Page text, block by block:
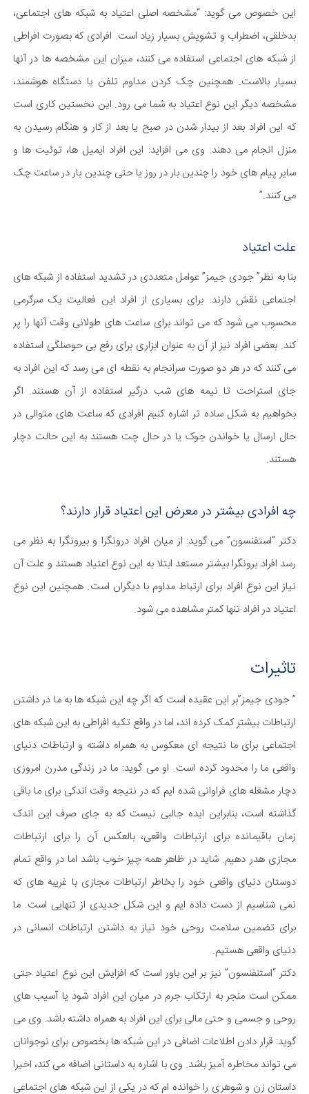
این خصوص می گوید: “مشخصه اصلی اعتیاد به شبکه های اجتماعی،
بدخلقی، اضطراب و تشویش بسیار زیاد است. افرادی که بصورت افراطی
از شبکه های اجتماعی استفاده می کنند، میزان این مشخصه ها در آنها
بسیار بالاست. همچنین چک کردن مداوم تلفن یا دستگاه هوشمند،
مشخصه دیگر این نوع اعتیاد به شما می رود. این نخستین کاری است
که این افراد بعد از بیدار شدن در صبح یا بعد از کار و هنگام رسیدن به
منزل انجام می دهند. وی می افزاید: این افراد ایمیل ها، توئیت ها و
سایر پیام های خود را چندین بار در روز یا حتی چندین بار در ساعت چک
می کنند.”
علت اعتیاد
بنا به نظر” جودی جیمز” عوامل متعددی در تشدید استفاده از شبکه های
اجتماعی نقش دارند. برای بسیاری از افراد این فعالیت یک سرگرمی
محسوب می شود که می تواند برای ساعت های طولانی وقت آنها را پر
کند. بعضی افراد نیز از آن به عنوان ابزاری برای رفع بی حوصلگی استفاده
می کنند که در هر دو صورت سرانجام به نقطه ای می رسد که این افراد به
جای استراحت تا نیمه های شب درگیر استفاده از آن هستند. اگر
بخواهیم به شکل ساده تر اشاره کنیم افرادی که ساعت های متوالی در
حال ارسال یا خواندن جوک یا در حال چت هستند به این حالت دچار
هستند.
چه افرادی بیشتر در معرض این اعتیاد قرار دارند؟
دکتر “استفنسون” می گوید: از میان افراد درونگرا و بیرونگرا به نظر می
رسد افراد برونگرا بیشتر مستعد ابتلا به این نوع اعتیاد هستند و علت آن
نیاز این نوع افراد برای ارتباط مداوم با دیگران است. همچنین این نوع
اعتیاد در افراد تنها کمتر مشاهده می شود.
تاثیرات
” جودی جیمز”‌بر این عقیده است که اگر چه این شبکه ها به ما در داشتن
ارتباطات بیشتر کمک کرده اند، اما در واقع تکیه افراطی به این شبکه های
اجتماعی برای ما نتیجه ای معکوس به همراه داشته و ارتباطات دنیای
واقعی ما را محدود کرده است. او می گوید: ما در زندگی مدرن امروزی
دچار مشغله های فراوانی شده ایم که در نتیجه وقت اندکی برای ما باقی
گذاشته است، بنابراین ایده جالبی نیست که به جای صرف این اندک
زمان باقیمانده برای ارتباطات واقعی، ‌بالعکس آن را برای ارتباطات
مجازی هدر دهیم. شاید در ظاهر همه چیز خوب باشد اما در واقع تمام
دوستان دنیای واقعی خود را بخاطر ارتباطات مجازی با غریبه های که
نمی شناسیم از دست داده ایم و این شکل جدیدی از تنهایی است. ما
برای تضمین سلامت روحی خود نیاز به داشتن ارتباطات انسانی در
دنیای واقعی هستیم.
دکتر “استنفنسون” نیز بر این باور است که افزایش این نوع اعتیاد حتی
ممکن است منجر به ارتکاب جرم در میان این افراد شود یا آسیب های
روحی و جسمی و حتی مالی برای این افراد به همراه داشته باشد. وی می
گوید: قرار دادن اطلاعات اضافی در این شبکه ها بخصوص برای نوجوانان
می تواند مخاطره آمیز باشد. وی با اشاره به داستانی اضافه می کند، اخیرا
داستان زن و شوهری را خوانده ام که در یکی از این شبکه های اجتماعی